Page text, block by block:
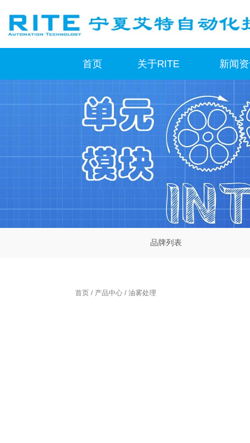
首页 关于RITE 新闻
品牌列表
首页 / 产品中心 / 油雾处理